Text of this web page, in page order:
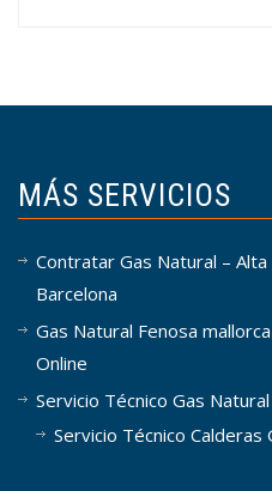
MÁS SERVICIOS
Contratar Gas Natural –
Barcelona
Gas Natural Fenosa
Online
Servicio Técnico Gas
Servicio Técnico Calderas